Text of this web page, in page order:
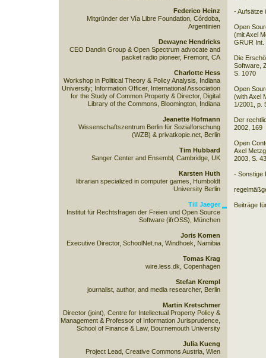
- Aufsätze
Open
(mit Axel
GRUR Int.
Die
Software,
S. 1070
Open
(with Axel
1/2001, p.
Der
2002, 169
Open
Axel
2003, S.
- Sonstige
Beiträge
Federico Heinz
Mitgründer der Vía Libre Foundation, Córdoba,
Argentinien
Dewayne Hendricks
CEO Dandin Group & Open Spectrum advocate and
packet radio pioneer, Fremont, CA
Charlotte Hess
Workshop in Political Theory & Policy Analysis, Indiana
University; Information Officer, International Association
for the Study of Common Property & Director, Digital
Library of the Commons, Bloomington, Indiana
Jeanette Hofmann
Wissenschaftszentrum Berlin für Sozialforschung
(WZB) & privatkopie.net, Berlin
Tim Hubbard
Sanger Center and Ensembl, Cambridge, UK
Karsten Huth
librarian specialized in computer games, Humboldt
University Berlin
Till Jaeger
Institut für Rechtsfragen der Freien und Open Source
Software (ifrOSS), München
Joris Komen
Executive Director, SchoolNet.na, Windhoek, Namibia
Tomas Krag
wire.less.dk, Copenhagen
Stefan Krempl
journalist, author, and media researcher, Berlin
Martin Kretschmer
Director (joint), Centre for Intellectual Property Policy &
Management & Professor of Information Jurisprudence,
School of Finance & Law, Bournemouth University
Julia Kueng
Project Lead, Creative Commons Austria, Wien